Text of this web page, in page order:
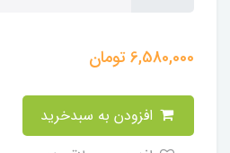
6,580,000تومان